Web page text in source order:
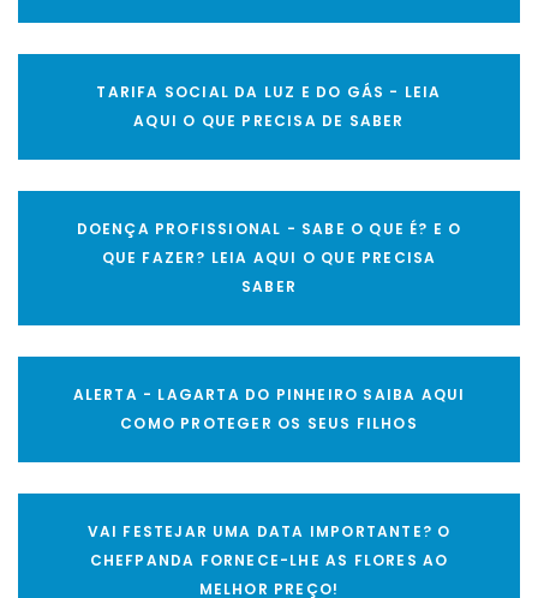
TARIFA SOCIAL DA LUZ E DO GÁS - LEIA
AQUI O QUE PRECISA DE SABER
DOENÇA PROFISSIONAL - SABE O QUE É? E O
QUE FAZER? LEIA AQUI O QUE PRECISA
SABER
ALERTA - LAGARTA DO PINHEIRO SAIBA AQUI
COMO PROTEGER OS SEUS FILHOS
VAI FESTEJAR UMA DATA IMPORTANTE? O
CHEFPANDA FORNECE-LHE AS FLORES AO
MELHOR PREÇO!